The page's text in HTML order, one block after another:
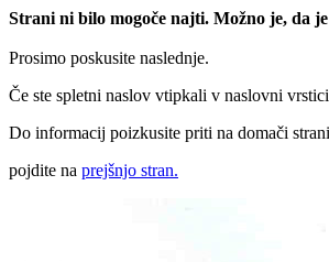
Strani ni bilo mogoče najti. Možno je, da
Prosimo poskusite naslednje.
Če ste spletni naslov vtipkali v naslovni
Do informacij poizkusite priti na domači strani
pojdite na prejšnjo stran.